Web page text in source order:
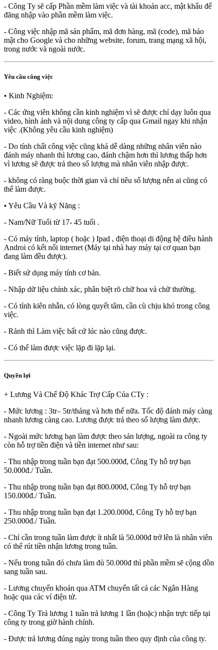
- Công Ty sẽ cấp Phần mềm làm việc và tài khoản acc, mật khẩu để
đăng nhập vào phần mềm làm việc.
- Công việc nhập mã sản phẩm, mã đơn hàng, mã (code), mã bảo
mật cho Google và cho những website, forum, trang mạng xã hội,
trong nước và ngoài nước.
Yêu cầu công việc
• Kinh Nghiệm:
- Các ứng viên không cần kinh nghiệm vì sẽ được chỉ dạy luôn qua
video, hình ảnh và nội dung công ty cấp qua Gmail ngay khi nhận
việc .(Không yêu cầu kinh nghiệm)
- Do tính chất công việc cũng khá dễ dàng những nhân viên nào
đánh máy nhanh thì lương cao, đánh chậm hơn thì lương thấp hơn
vì lương sẽ được trả theo số lượng mà nhân viên nhập được.
- không có ràng buộc thời gian và chỉ tiêu số lượng nên ai cũng có
thể làm được.
• Yêu Cầu Và kỹ Năng :
- Nam/Nữ Tuổi từ 17- 45 tuổi .
- Có máy tính, laptop ( hoặc ) Ipad , điện thoại di động hệ điều hành
Androi có kết nối internet (Máy tại nhà hay máy tại cơ quan bạn
đang làm đều được).
- Biết sử dụng máy tính cơ bản.
- Nhập dữ liệu chính xác, phân biệt rõ chữ hoa và chữ thường.
- Có tính kiên nhẫn, có lòng quyết tâm, cần cù chịu khó trong công
việc.
- Rảnh thì Làm việc bất cứ lúc nào cũng được.
- Có thể làm được việc lặp đi lặp lại.
Quyền lợi
+ Lương Và Chế Độ Khác Trợ Cấp Của CTy :
- Mức lương : 3tr– 5tr/tháng và hơn thế nữa. Tốc độ đánh máy càng
nhanh lương càng cao. Lương được trả theo số lượng làm được.
- Ngoài mức lương bạn làm được theo sản lượng, ngoài ra công ty
còn hỗ trợ tiền điện và tiền internet như sau:
- Thu nhập trong tuần bạn đạt 500.000đ, Công Ty hỗ trợ bạn
50.000đ./ Tuần.
- Thu nhập trong tuần bạn đạt 800.000đ, Công Ty hỗ trợ bạn
150.000đ./ Tuần.
- Thu nhập trong tuần bạn đạt 1.200.000đ, Công Ty hỗ trợ bạn
250.000đ./ Tuần.
- Chỉ cần trong tuần làm được ít nhất là 50.000đ trở lên là nhân viên
có thể rút tiền nhận lương trong tuần.
- Nếu trong tuần đó chưa làm đủ 50.000đ thì phần mềm sẽ cộng dồn
sang tuần sau.
- Lương chuyển khoản qua ATM chuyển tất cả các Ngân Hàng
hoặc qua các ví điện tử.
- Công Ty Trả lương 1 tuần trả lương 1 lần (hoặc) nhận trực tiếp tại
công ty trong giờ hành chính.
- Được trả lương đúng ngày trong tuần theo quy định của công ty.